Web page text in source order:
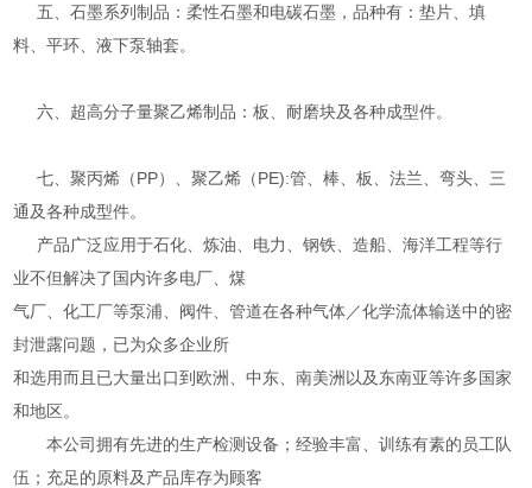
五、石墨系列制品：柔性石墨和电碳石墨，品种有：垫片、填
料、平环、液下泵轴套。
六、超高分子量聚乙烯制品：板、耐磨块及各种成型件。
七、聚丙烯（PP）、聚乙烯（PE):管、棒、板、法兰、弯头、三
通及各种成型件。
产品广泛应用于石化、炼油、电力、钢铁、造船、海洋工程等行
业不但解决了国内许多电厂、煤
气厂、化工厂等泵浦、阀件、管道在各种气体／化学流体输送中的密
封泄露问题，已为众多企业所
和选用而且已大量出口到欧洲、中东、南美洲以及东南亚等许多国家
和地区。
本公司拥有先进的生产检测设备；经验丰富、训练有素的员工队
伍；充足的原料及产品库存为顾客